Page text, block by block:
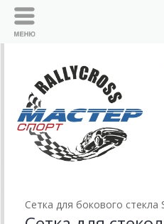
Сетка для бокового стекла